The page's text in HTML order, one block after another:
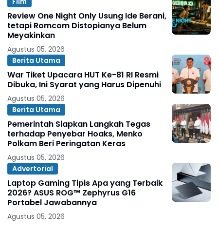
Review One Night Only Usung Ide Berani,
tetapi Romcom Distopianya Belum
Meyakinkan
Agustus 05, 2026
Berita Utama
War Tiket Upacara HUT Ke-81 RI Resmi
Dibuka, Ini Syarat yang Harus Dipenuhi
Agustus 05, 2026
Berita Utama
Pemerintah Siapkan Langkah Tegas
terhadap Penyebar Hoaks, Menko
Polkam Beri Peringatan Keras
Agustus 05, 2026
Advertorial
Laptop Gaming Tipis Apa yang Terbaik
2026? ASUS ROG™ Zephyrus G16
Portabel Jawabannya
Agustus 05, 2026